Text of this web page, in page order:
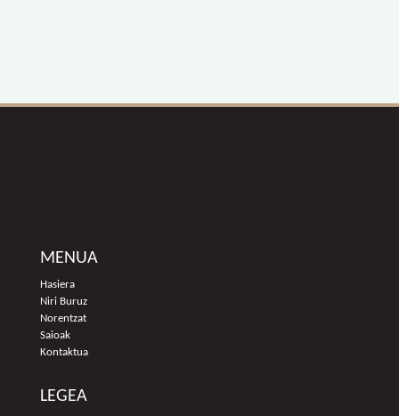
MENUA
Hasiera
Niri Buruz
Norentzat
Saioak
Kontaktua
LEGEA